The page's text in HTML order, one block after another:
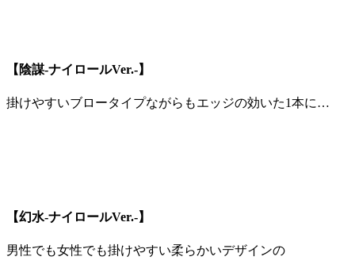
【陰謀-ナイロールVer.-】
掛けやすいブロータイプながらもエッジの効いた1本に…
【幻水-ナイロールVer.-】
男性でも女性でも掛けやすい柔らかいデザインの